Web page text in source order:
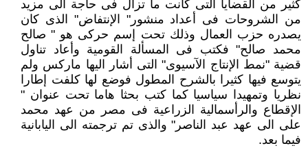
كثير من القضايا التى كانت ما تزال فى حاجة الى مزيد
من الشروحات فى أعداد منشور" الإنتفاض" الذى كان
يصدره حزب العمال وذلك تحت إسم حركى هو " صالح
محمد صالح" فكتب فى المسألة القومية وأعاد تناول
قضية "نمط الإنتاج الآسيوى" التى أشار اليها ماركس ولم
يتوسع فيها كثيرا بالشرح المطول فوضع لها كلفت إطارا
نظريا وتمهيدا سياسيا كما كتب بحثا هاما تحت عنوان "
الإقطاع والرأسمالية الزراعية فى مصر من عهد محمد
على الى عهد عبد الناصر" والذى تم ترجمته الى اليابانية
فيما بعد.